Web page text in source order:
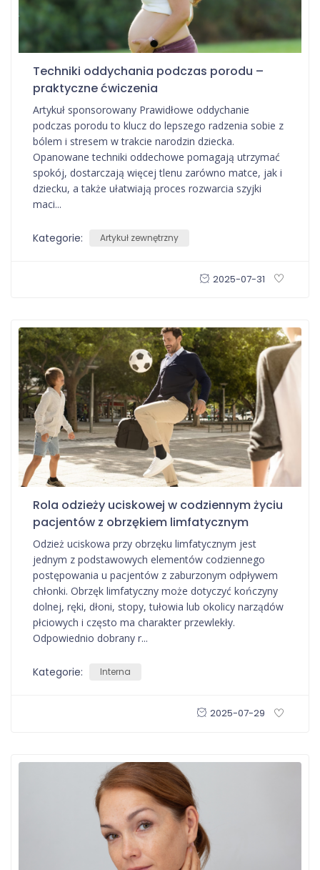
Techniki oddychania podczas porodu –
praktyczne ćwiczenia
Artykuł sponsorowany Prawidłowe oddychanie
podczas porodu to klucz do lepszego radzenia sobie z
bólem i stresem w trakcie narodzin dziecka.
Opanowane techniki oddechowe pomagają utrzymać
spokój, dostarczają więcej tlenu zarówno matce, jak i
dziecku, a także ułatwiają proces rozwarcia szyjki
maci...
Kategorie: Artykuł zewnętrzny
2025-07-31
Rola odzieży uciskowej w codziennym życiu
pacjentów z obrzękiem limfatycznym
Odzież uciskowa przy obrzęku limfatycznym jest
jednym z podstawowych elementów codziennego
postępowania u pacjentów z zaburzonym odpływem
chłonki. Obrzęk limfatyczny może dotyczyć kończyny
dolnej, ręki, dłoni, stopy, tułowia lub okolicy narządów
płciowych i często ma charakter przewlekły.
Odpowiednio dobrany r...
Kategorie: Interna
2025-07-29